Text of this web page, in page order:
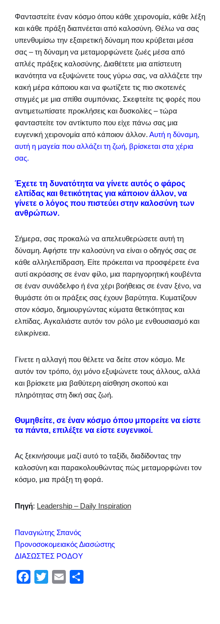
Φανταστείτε έναν κόσμο όπου κάθε χειρονομία, κάθε λέξη
και κάθε πράξη διαπνέεται από καλοσύνη. Θέλω να σας
υπενθυμίσω την εξαιρετική δύναμη που κρύβεται μέσα
σας – τη δύναμη να μεταμορφώνετε ζωές μέσα από
απλές πράξεις καλοσύνης. Διαθέτετε μια απίστευτη
ικανότητα να εξυψώνετε τους γύρω σας, να αλλάζετε την
κακή μέρα κάποιου και να φωτίζετε τις πιο σκοτεινές
στιγμές με μια σπίθα συμπόνιας. Σκεφτείτε τις φορές που
αντιμετωπίσατε προκλήσεις και δυσκολίες – τώρα
φανταστείτε τον αντίκτυπο που είχε πάνω σας μια
ευγενική χειρονομία από κάποιον άλλον. Αυτή η δύναμη,
αυτή η μαγεία που αλλάζει τη ζωή, βρίσκεται στα χέρια
σας.
Έχετε τη δυνατότητα να γίνετε αυτός ο φάρος
ελπίδας και θετικότητας για κάποιον άλλον, να
γίνετε ο λόγος που πιστεύει στην καλοσύνη των
ανθρώπων.
Σήμερα, σας προκαλώ να απελευθερώσετε αυτή τη
δύναμη. Αφήστε την καλοσύνη να είναι ο οδηγός σας σε
κάθε αλληλεπίδραση. Είτε πρόκειται να προσφέρετε ένα
αυτί ακρόασης σε έναν φίλο, μια παρηγορητική κουβέντα
σε έναν συνάδελφο ή ένα χέρι βοήθειας σε έναν ξένο, να
θυμάστε ότι οι πράξεις σας έχουν βαρύτητα. Κυματίζουν
στον κόσμο, δημιουργώντας κύματα θετικότητας και
ελπίδας. Αγκαλιάστε αυτόν τον ρόλο με ενθουσιασμό και
ειλικρίνεια.
Γίνετε η αλλαγή που θέλετε να δείτε στον κόσμο. Με
αυτόν τον τρόπο, όχι μόνο εξυψώνετε τους άλλους, αλλά
και βρίσκετε μια βαθύτερη αίσθηση σκοπού και
πληρότητας στη δική σας ζωή.
Θυμηθείτε, σε έναν κόσμο όπου μπορείτε να είστε
τα πάντα, επιλέξτε να είστε ευγενικοί.
Ας ξεκινήσουμε μαζί αυτό το ταξίδι, διαδίδοντας την
καλοσύνη και παρακολουθώντας πώς μεταμορφώνει τον
κόσμο, μια πράξη τη φορά.
Πηγή: Leadership – Daily Inspiration
Παναγιώτης Σπανός
Προνοσοκομειακός Διασώστης
ΔΙΑΣΩΣΤΕΣ ΡΟΔΟΥ